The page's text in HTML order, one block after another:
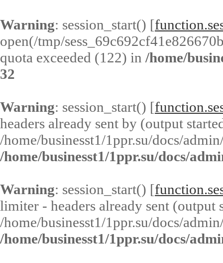
Warning: session_start() [
open(/tmp/
quota exceeded (122) in /home/
32
Warning: session_start() [
headers already sent by (output
/home/businesst1/1ppr.su/docs/
/home/businesst1/1ppr.su/docs/
Warning: session_start() [
limiter - headers already sent (output
/home/businesst1/1ppr.su/docs/
/home/businesst1/1ppr.su/docs/